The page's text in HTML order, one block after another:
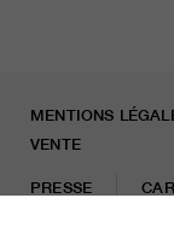
MENTIONS
VENTE
PRESSE